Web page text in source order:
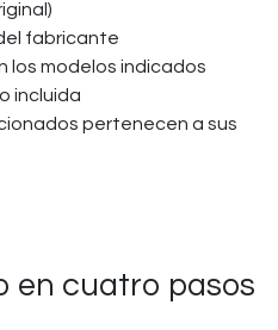
fabricante
los modelos indicados
incluida
pertenecen a sus
en cuatro pasos